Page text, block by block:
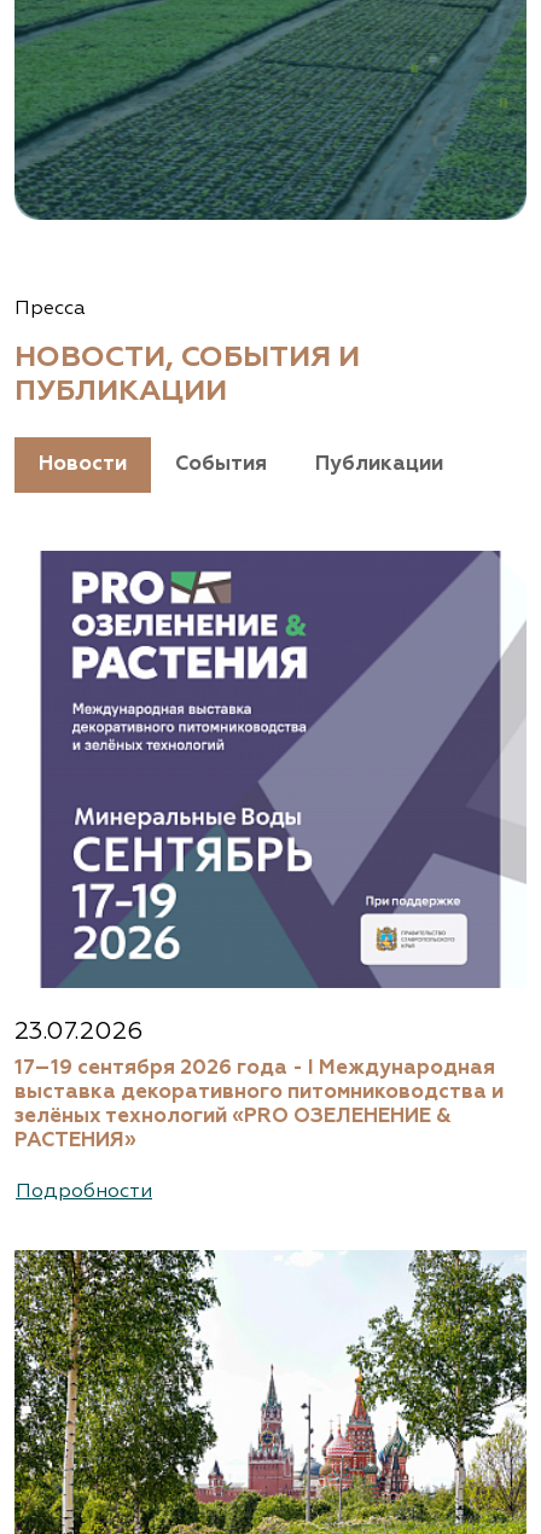
Пресса
НОВОСТИ, СОБЫТИЯ И
ПУБЛИКАЦИИ
Новости События Публикации
23.07.2026
17–19 сентября 2026 года - I Международная
выставка декоративного питомниководства и
зелёных технологий «PRO ОЗЕЛЕНЕНИЕ &
РАСТЕНИЯ»
Подробности